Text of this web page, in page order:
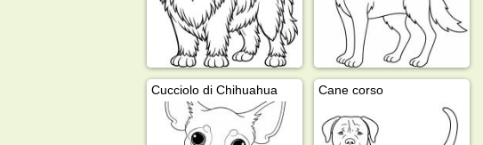
Cucciolo di Chihuahua Cane corso